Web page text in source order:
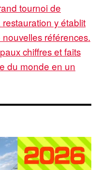
tournoi de
restauration y établit
références.
chiffres et faits
du monde en un